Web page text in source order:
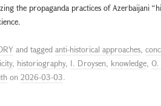
the propaganda practices of Azerbaijani
and tagged anti-historical approaches,
, historiography, I. Droysen, knowledge,
on 2026-03-03.